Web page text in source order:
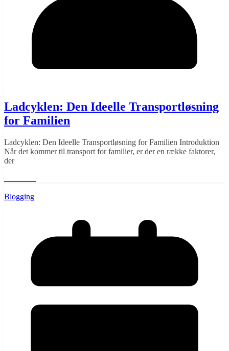
Ladcyklen: Den Ideelle Transportløsning
for Familien
Ladcyklen: Den Ideelle Transportløsning for Familien Introduktion
Når det kommer til transport for familier, er der en række faktorer,
der
Blogging